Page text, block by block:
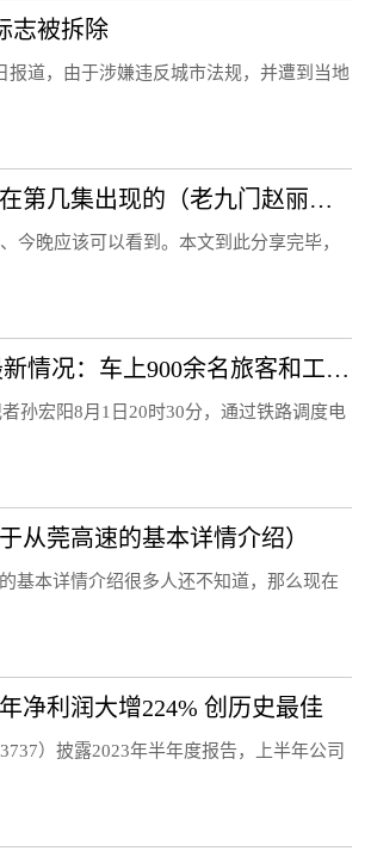
志被拆除
报道，由于涉嫌违反城市法规，并遭到当地
老九门赵丽颖在第几集出现的（老九门赵丽颖第几集出现）
今晚应该可以看到。本文到此分享完毕，
K396次列车最新情况：车上900余名旅客和工作人员全部平安
孙宏阳8月1日20时30分，通过铁路调度电
从莞高速的基本详情介绍）
基本详情介绍很多人还不知道，那么现在
净利润大增224% 创历史最佳
）披露2023年半年度报告，上半年公司